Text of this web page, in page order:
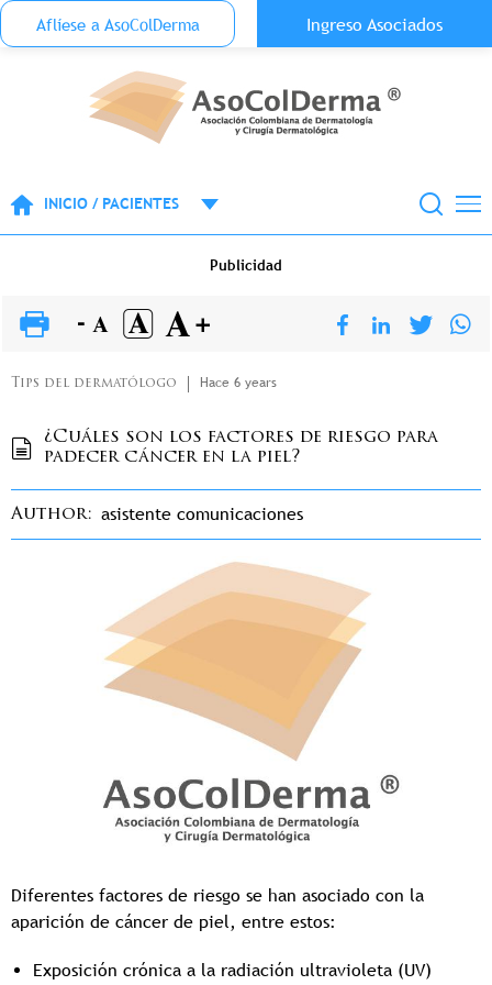
Pasar al contenido principal
Menu Top Anónimo
Aflíese a AsoColDerma Ingreso Asociados
INICIO / PACIENTES
Publicidad
Tips del dermatólogo Hace 6 years
¿Cuáles son los factores de riesgo para
padecer cáncer en la piel?
Author asistente comunicaciones
Diferentes factores de riesgo se han asociado con la
aparición de cáncer de piel, entre estos:
Exposición crónica a la radiación ultravioleta (UV)